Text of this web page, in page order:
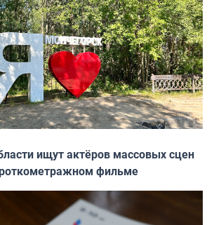
ищут актёров массовых сцен
фильме